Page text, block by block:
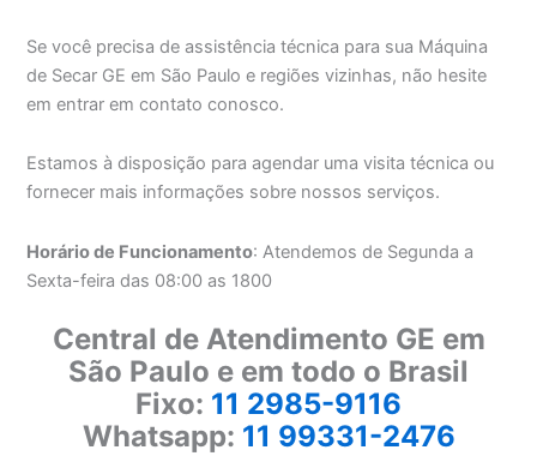
Se você precisa de assistência técnica para sua Máquina
de Secar GE em São Paulo e regiões vizinhas, não hesite
em entrar em contato conosco.
Estamos à disposição para agendar uma visita técnica ou
fornecer mais informações sobre nossos serviços.
Horário de Funcionamento: Atendemos de Segunda a
Sexta-feira das 08:00 as 1800
Central de Atendimento GE em
São Paulo e em todo o Brasil
Fixo: 11 2985-9116
Whatsapp: 11 99331-2476